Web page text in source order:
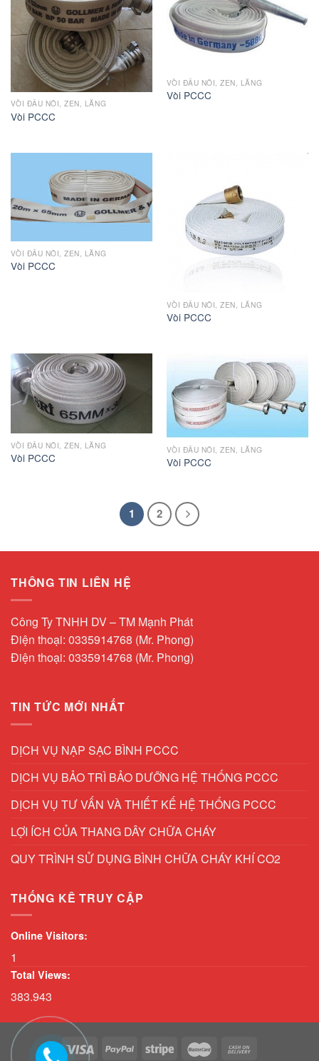
VÒI ĐẤU NỐI, ZEN, LĂNG
Vòi PCCC
VÒI ĐẤU NỐI, ZEN, LĂNG
Vòi PCCC
VÒI ĐẤU NỐI, ZEN, LĂNG
Vòi PCCC
VÒI ĐẤU NỐI, ZEN, LĂNG
Vòi PCCC
VÒI ĐẤU NỐI, ZEN, LĂNG
Vòi PCCC
VÒI ĐẤU NỐI, ZEN, LĂNG
Vòi PCCC
1 2
THÔNG TIN LIÊN HỆ
Công Ty TNHH DV – TM Mạnh Phát
Điện thoại: 0335914768 (Mr. Phong)
Điện thoại: 0335914768 (Mr. Phong)
TIN TỨC MỚI NHẤT
DỊCH VỤ NẠP SẠC BÌNH PCCC
DỊCH VỤ BẢO TRÌ BẢO DƯỠNG HỆ THỐNG PCCC
DỊCH VỤ TƯ VẤN VÀ THIẾT KẾ HỆ THỐNG PCCC
LỢI ÍCH CỦA THANG DÂY CHỮA CHÁY
QUY TRÌNH SỬ DỤNG BÌNH CHỮA CHÁY KHÍ CO2
THỐNG KÊ TRUY CẬP
Online Visitors:
1
Total Views:
383.943